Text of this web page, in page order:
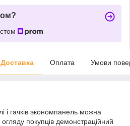
Доставка Оплата Умови
гачків экономпанель можна
покупців демонстраційний